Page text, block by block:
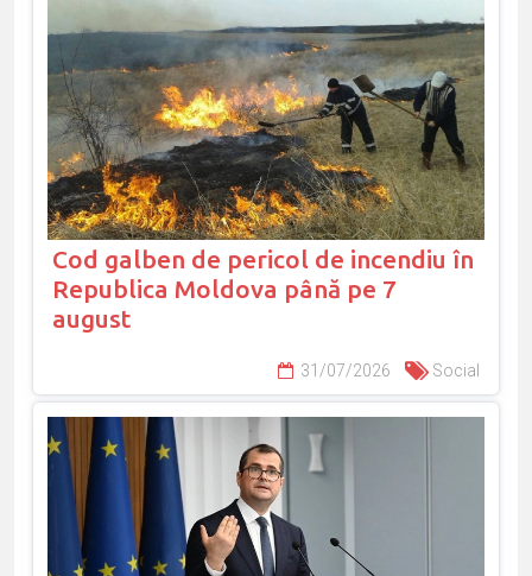
Cod galben de pericol de incendiu în
Republica Moldova până pe 7
august
31/07/2026 Social